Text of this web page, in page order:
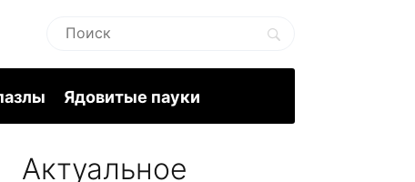
Ядовитые пауки
Актуальное